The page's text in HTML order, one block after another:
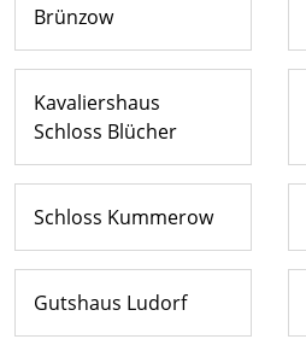
Brünzow
Kavaliershaus
Schloss Blücher
Schloss Kummerow
Gutshaus Ludorf